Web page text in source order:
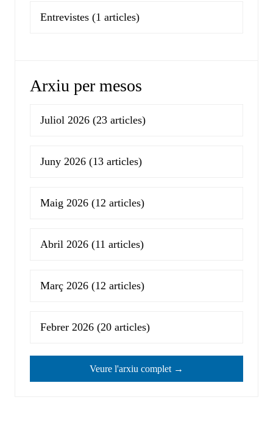
Entrevistes (1 articles)
Arxiu per mesos
Juliol 2026 (23 articles)
Juny 2026 (13 articles)
Maig 2026 (12 articles)
Abril 2026 (11 articles)
Març 2026 (12 articles)
Febrer 2026 (20 articles)
Veure l'arxiu complet →